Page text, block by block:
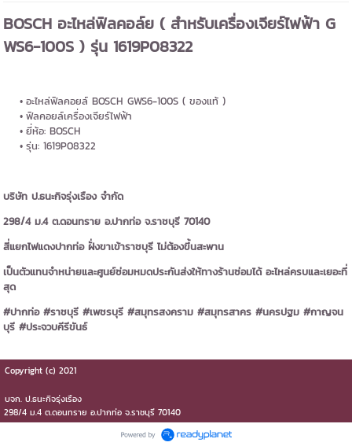
BOSCH อะไหล่ฟิลคอล์ย ( สำหรับเครื่องเจียร์ไฟฟ้า G
WS6-100S ) รุ่น 1619P08322
อะไหล่ฟิลคอยล์ BOSCH GWS6-100S ( ของแท้ )
ฟิลคอยล์เครื่องเจียร์ไฟฟ้า
ยี่ห้อ: BOSCH
รุ่น: 1619P08322
บริษัท ป.ธนะกิจรุ่งเรือง จำกัด
298/4 ม.4 ต.ดอนทราย อ.ปากท่อ จ.ราชบุรี 70140
สี่แยกไฟแดงปากท่อ ฝั่งขาเข้าราชบุรี ไม่ต้องขึ้นสะพาน
เป็นตัวแทนจำหน่ายและศูนย์ซ่อมหมดประกันส่งให้ทางร้านซ่อมได้ อะไหล่ครบและเยอะที่
สุด
#ปากท่อ #ราชบุรี #เพชรบุรี #สมุทรสงคราม #สมุทรสาคร #นครปฐม #กาญจน
บุรี #ประจวบคีรีขันธ์
Copyright (c) 2021
บจก.​ ป.ธนะกิจรุ่งเรือง
298/4 ม.4 ต.ดอนทราย​ อ.ปากท่อ​ จ.ราชบุรี​ 70140